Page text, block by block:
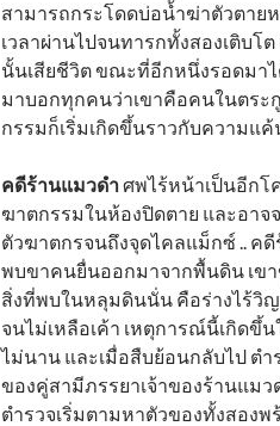
สามารถกระโดดบ่อน้ำฆ่าตัวตาย
เวลาผ่านไปจนทารกทั้งสองเติบ
นั้นเสียชีวิต ขณะที่อีกหนึ่งรอดมาไ
มาบอกทุกคนว่าเขาคือคนในตร
กรรมก็เริ่มเกิดขึ้นราวกับความแ
คดีร้านแมวดำศพไร้หน้าเป็นอีกโ
ฆาตกรรมในห้องปิดตาย และอาจ
ตัวฆาตกรจนถึงจุดไคลแม็กซ์ .. ค
พบขาคนยื่นออกมาจากพื้นดิน เขา
สิ่งที่พบในหลุมดินนั่น คือร่างไร้
จนไม่เหลือเค้า เหตุการณ์นี้เกิดขึ้
ไม่นาน และเมื่อสืบย้อนกลับไป ต
ของคู่สามีภรรยาเจ้าของร้านแมว
ตำรวจเริ่มตามหาตัวของทั้งสอง